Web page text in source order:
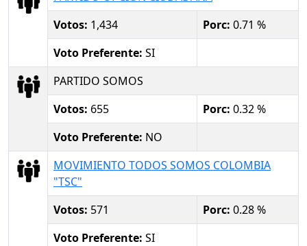
Votos: 1,434 Porc: 0.71 %
Voto Preferente: SI
PARTIDO SOMOS
Votos: 655 Porc: 0.32 %
Voto Preferente: NO
MOVIMIENTO TODOS SOMOS COLOMBIA
"TSC"
Votos: 571 Porc: 0.28 %
Voto Preferente: SI